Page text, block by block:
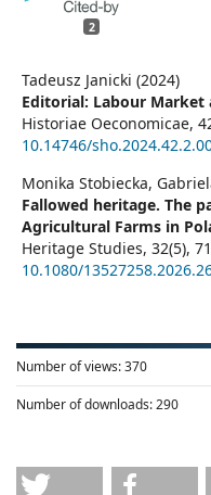
2
Tadeusz Janicki (2024)
Editorial: Labour
Historiae Oeconomicae,
10.14746/
Monika Stobiecka,
Fallowed heritage. The
Agricultural Farms in
Heritage Studies, 32(5),
10.1080/
Number of views:370
Number of downloads:290